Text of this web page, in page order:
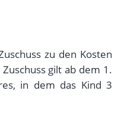
zu den Kosten
gilt ab dem 1.
in dem das Kind 3